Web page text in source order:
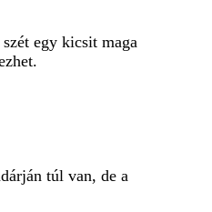
egy kicsit maga
túl van, de a